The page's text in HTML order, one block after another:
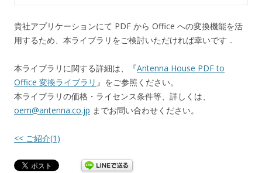
貴社アプリケーションにて PDF から Office への変換機能を活
用するため、本ライブラリをご検討いただければ幸いです．
本ライブラリに関する詳細は、『Antenna House PDF to
Office 変換ライブラリ 』をご参照ください。
本ライブラリの価格・ライセンス条件等、詳しくは、
oem@antenna.co.jp までお問い合わせください。
<< ご紹介(1)